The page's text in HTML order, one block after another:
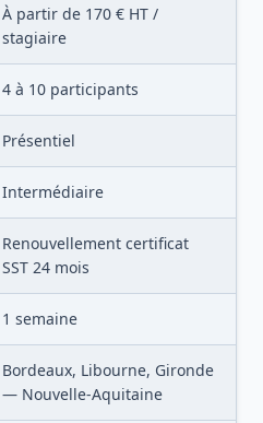
À partir de 170 € HT /
stagiaire
4 à 10 participants
Présentiel
Intermédiaire
Renouvellement certificat
SST 24 mois
1 semaine
Bordeaux, Libourne, Gironde
— Nouvelle-Aquitaine